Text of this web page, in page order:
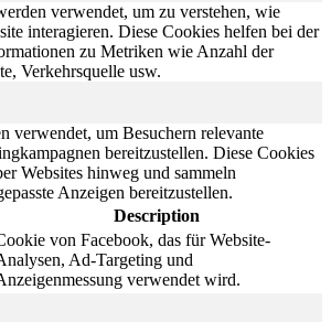
verwendet, um zu verstehen, wie
interagieren. Diese Cookies helfen bei der
zu Metriken wie Anzahl der
Verkehrsquelle usw.
verwendet, um Besuchern relevante
bereitzustellen. Diese Cookies
Websites hinweg und sammeln
Anzeigen bereitzustellen.
Description
von Facebook, das für Website-
Ad-Targeting und
verwendet wird.